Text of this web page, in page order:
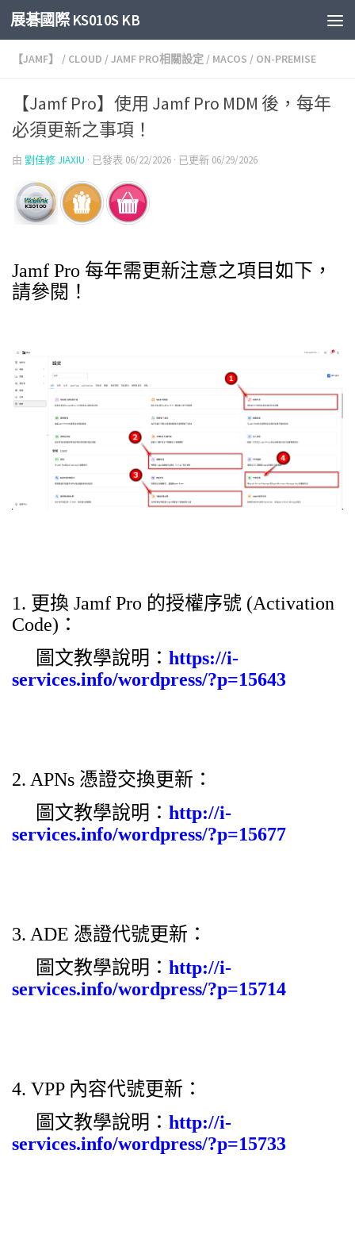
Skip to content
展碁國際 KS010S KB
【JAMF】 / CLOUD /JAMF PRO相關設定 / MACOS / ON-PREMISE
【Jamf Pro】使用 Jamf Pro MDM 後，每年
必須更新之事項！
由 劉佳修 JIAXIU · 已發表 06/22/2026 · 已更新 06/29/2026
Jamf Pro 每年需更新注意之項目如下，
請參閱！
1. 更換 Jamf Pro 的授權序號 (Activation
Code) ：
圖文教學說明： https://i-
services.info/wordpress/?p=15643
2. APNs 憑證交換更新：
圖文教學說明： http://i-
services.info/wordpress/?p=15677
3. ADE 憑證代號更新：
圖文教學說明： http://i-
services.info/wordpress/?p=15714
4. VPP 內容代號更新：
圖文教學說明： http://i-
services.info/wordpress/?p=15733